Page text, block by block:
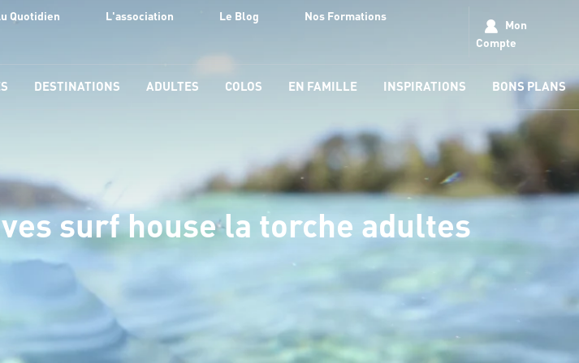
Quotidien L'association Le Blog Nos Formations
Mon
Compte
DESTINATIONS ADULTES COLOS EN FAMILLE INSPIRATIONS BONS PLANS
surf house la torche adultes